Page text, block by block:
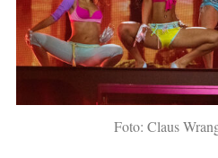
Foto: Claus